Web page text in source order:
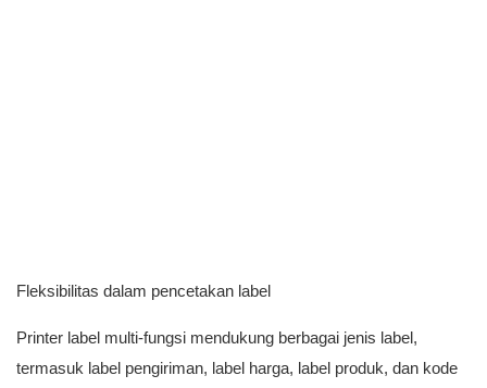
Fleksibilitas dalam pencetakan label
Printer label multi-fungsi mendukung berbagai jenis label,
termasuk label pengiriman, label harga, label produk, dan kode